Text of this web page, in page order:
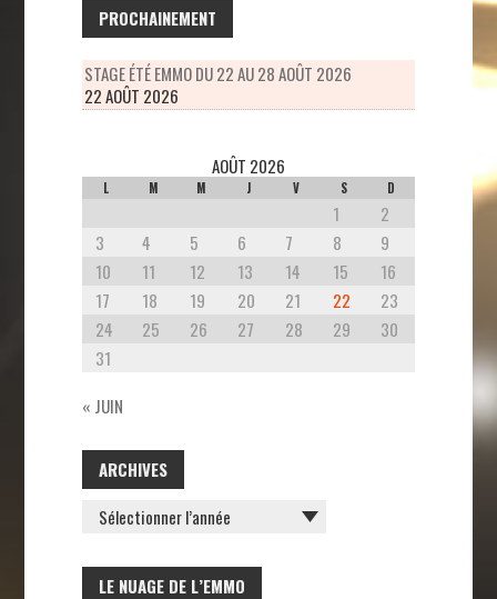
PROCHAINEMENT
STAGE ÉTÉ EMMO DU 22 AU 28 AOÛT 2026
22 AOÛT 2026
AOÛT 2026
L M M J V S D
1
2
3
4 5 6 7 8
9
10
11 12 13 14 15
16
17
18 19 20 21 22
23
24
25 26 27 28 29
30
31
« JUIN
ARCHIVES
ARCHIVES
LE NUAGE DE L’EMMO